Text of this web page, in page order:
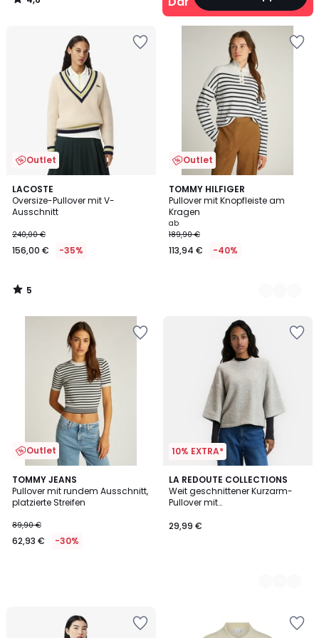
/
Outlet
LACOSTE
Oversize-Pullover mit V-
Ausschnitt
240,00 €
156,00 € -35%
5
/
5
5
/
Outlet
TOMMY HILFIGER
Pullover mit Knopfleiste am
Kragen
ab
189,90 €
113,94 € -40%
2
Farben
Outlet
TOMMY JEANS
Pullover mit rundem Ausschnitt,
platzierte Streifen
89,90 €
62,93 € -30%
10% EXTRA*
LA REDOUTE COLLECTIONS
Weit geschnittener Kurzarm-
Pullover mit
29,99 €
2
Farben